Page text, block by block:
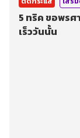
5 ทริค ขอพร
เร็ววันนั้น